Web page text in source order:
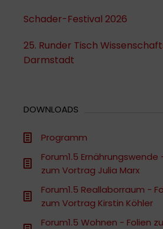
Schader-Festival 2026
25. Runder Tisch
Darmstadt
DOWNLOADS
Programm
Forum1.5 Ernährungswende
zum Vortrag Julia Marx
Forum1.5 Reallaborraum -
zum Vortrag Kirstin Köhler
Forum1.5 Wohnen - Folien